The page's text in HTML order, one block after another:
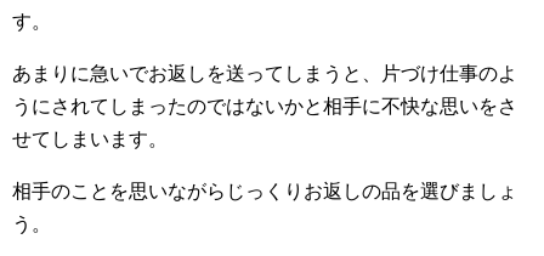
す。
あまりに急いでお返しを送ってしまうと、片づけ仕事のよ
うにされてしまったのではないかと相手に不快な思いをさ
せてしまいます。
相手のことを思いながらじっくりお返しの品を選びましょ
う。